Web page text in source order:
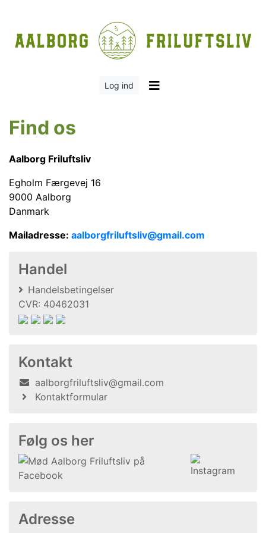
Log ind
Find os
Aalborg Friluftsliv
Egholm Færgevej 16
9000 Aalborg
Danmark
Mailadresse: aalborgfriluftsliv@gmail.com
Handel
Handelsbetingelser
CVR: 40462031
Kontakt
aalborgfriluftsliv@gmail.com
Kontaktformular
Følg os her
Adresse